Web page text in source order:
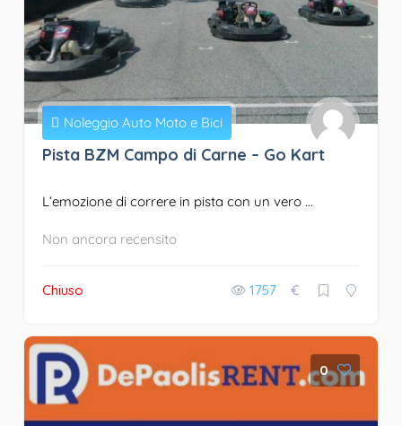
Noleggio Auto Moto e Bici
Pista BZM Campo di Carne – Go Kart
L’emozione di correre in pista con un vero ...
Non ancora recensito
Chiuso 1757 €
0